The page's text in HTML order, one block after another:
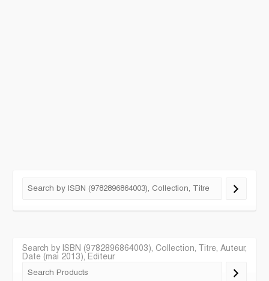
Search by ISBN (9782896864003), Collection, Titre, Auteur,
Date (mai 2013), Editeur